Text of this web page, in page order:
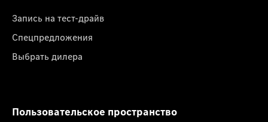
Запись на тест-драйв
Спецпредложения
Выбрать дилера
Пользовательское пространство